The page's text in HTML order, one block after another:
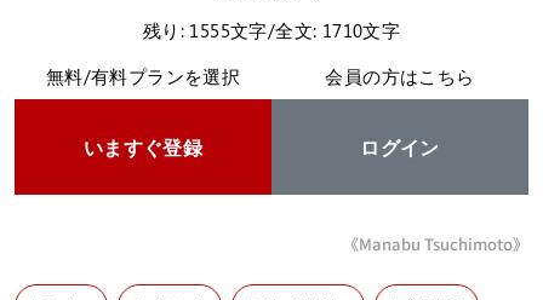
残り: 1555文字/全文: 1710文字
無料/有料プランを選択
いますぐ登録
会員の方はこちら
ログイン
《Manabu Tsuchimoto》